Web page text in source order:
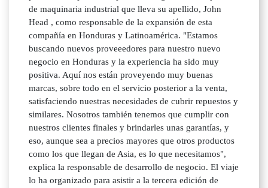
de maquinaria industrial que lleva su apellido, John
Head , como responsable de la expansión de esta
compañía en Honduras y Latinoamérica. "Estamos
buscando nuevos proveeedores para nuestro nuevo
negocio en Honduras y la experiencia ha sido muy
positiva. Aquí nos están proveyendo muy buenas
marcas, sobre todo en el servicio posterior a la venta,
satisfaciendo nuestras necesidades de cubrir repuestos y
similares. Nosotros también tenemos que cumplir con
nuestros clientes finales y brindarles unas garantías, y
eso, aunque sea a precios mayores que otros productos
como los que llegan de Asia, es lo que necesitamos",
explica la responsable de desarrollo de negocio. El viaje
lo ha organizado para asistir a la tercera edición de